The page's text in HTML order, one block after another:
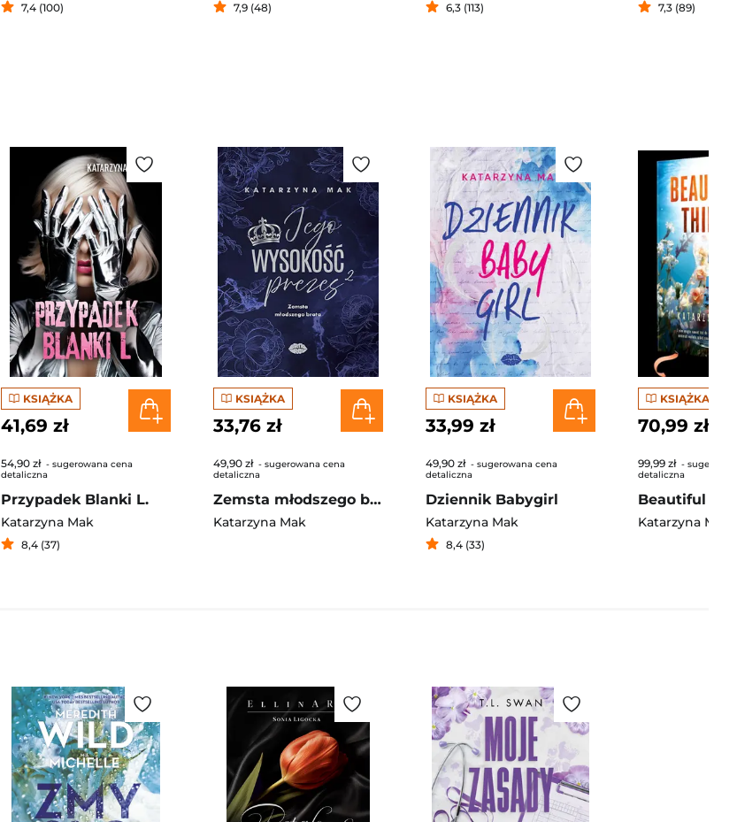
7,4 (100) 7,9 (48) 6,3 (113) 7,3 (89)
KSIĄŻKA
41,69 zł
54,90 zł - sugerowana cena
detaliczna
Przypadek Blanki L.
Katarzyna Mak
8,4 (37)
KSIĄŻKA
33,76 zł
49,90 zł - sugerowana cena
detaliczna
Zemsta młodszego brata. Jego wysokość prezes. Tom 2
Katarzyna Mak
KSIĄŻKA
33,99 zł
49,90 zł - sugerowana cena
detaliczna
Dziennik Babygirl
Katarzyna Mak
8,4 (33)
KSIĄŻKA
70,99 zł
99,99 zł -
detaliczna
Katarzyna Mak